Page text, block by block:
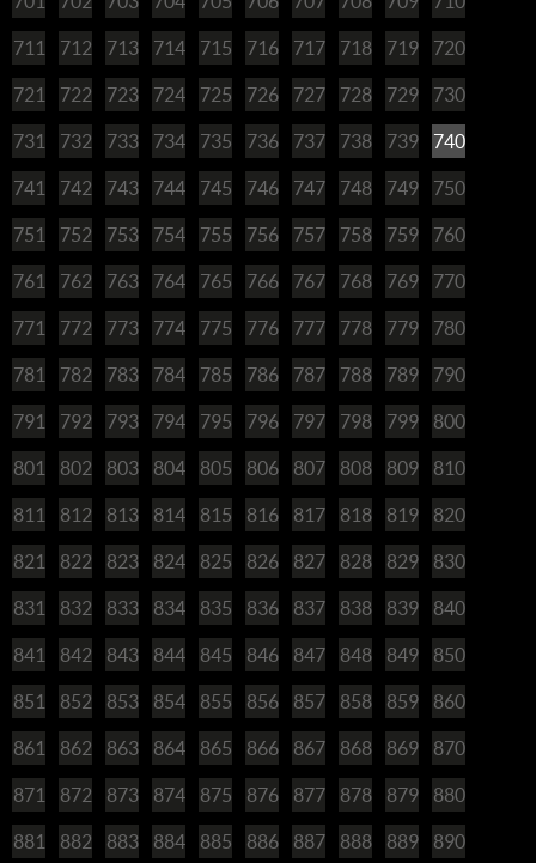
711 712 713 714 715 716 717 718 719 720
721 722 723 724 725 726 727 728 729 730
731 732 733 734 735 736 737 738 739 740
741 742 743 744 745 746 747 748 749 750
751 752 753 754 755 756 757 758 759 760
761 762 763 764 765 766 767 768 769 770
771 772 773 774 775 776 777 778 779 780
781 782 783 784 785 786 787 788 789 790
791 792 793 794 795 796 797 798 799 800
801 802 803 804 805 806 807 808 809 810
811 812 813 814 815 816 817 818 819 820
821 822 823 824 825 826 827 828 829 830
831 832 833 834 835 836 837 838 839 840
841 842 843 844 845 846 847 848 849 850
851 852 853 854 855 856 857 858 859 860
861 862 863 864 865 866 867 868 869 870
871 872 873 874 875 876 877 878 879 880
881 882 883 884 885 886 887 888 889 890